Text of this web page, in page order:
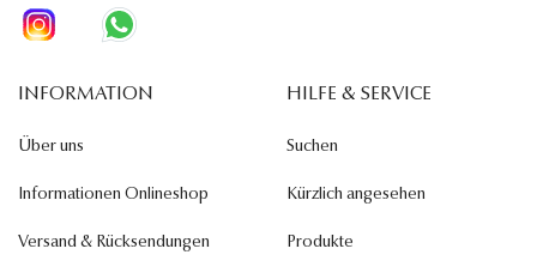
INFORMATION
Über uns
Informationen Onlineshop
Versand & Rücksendungen
HILFE & SERVICE
Suchen
Kürzlich angesehen
Produkte